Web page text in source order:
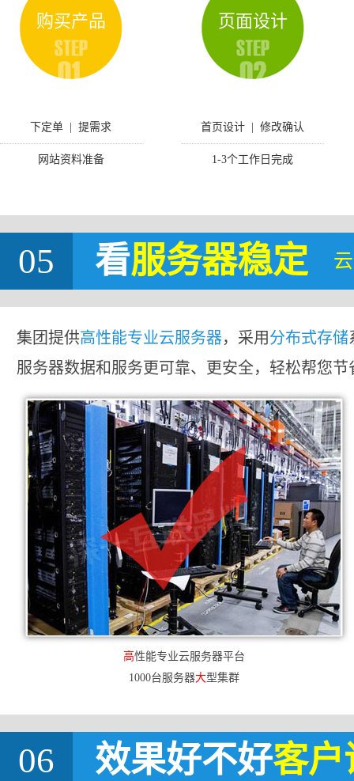
购买产品
下定单 | 提需求
网站资料准备
页面设计
首页设计 | 修改确认
1-3个工作日完成
05 看服务器稳定
集团提供高性能专业云服务器，采用分布式存储
服务器数据和服务更可靠、更安全，轻松帮您节
高性能专业云服务器平台
1000台服务器大型集群
06 效果好不好客户